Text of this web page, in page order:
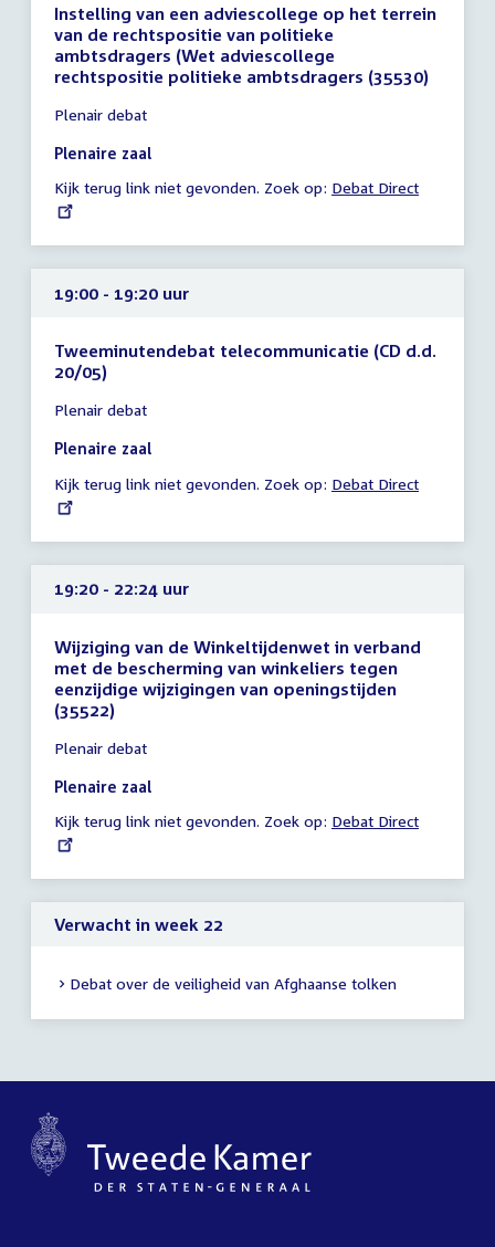
Instelling van een adviescollege op het terrein
van de rechtspositie van politieke
ambtsdragers (Wet adviescollege
rechtspositie politieke ambtsdragers (35530)
vergadering
16:35
18:15
uur
Plenair debat
Plenaire zaal
Kijk terug link niet gevonden. Zoek op: External
Debat Direct
19:00 - 19:20 uur
Tweeminutendebat telecommunicatie (CD d.d.
20/05)
vergadering
19:00
19:20
uur
Plenair debat
Plenaire zaal
Kijk terug link niet gevonden. Zoek op: External
Debat Direct
19:20 - 22:24 uur
Wijziging van de Winkeltijdenwet in verband
met de bescherming van winkeliers tegen
eenzijdige wijzigingen van openingstijden
(35522)
vergadering
19:20
22:24
uur
Plenair debat
Plenaire zaal
Kijk terug link niet gevonden. Zoek op: External
Debat Direct
Verwacht in week 22
Debat over de veiligheid van Afghaanse tolken